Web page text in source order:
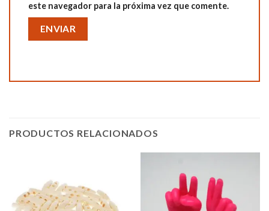
este navegador para la próxima vez que comente.
PRODUCTOS RELACIONADOS